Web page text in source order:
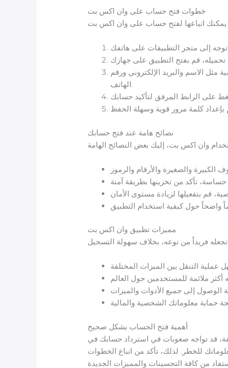
خطوات فتح حساب على وان اكس بت
الاسم والبريد الإلكتروني ورقم
الهاتف.
نصائح هامة عند فتح حسابك
مميزات تطبيق وان اكس بت
أهمية فتح الحساب بشكل صحيح
قد تواجه صعوبات في استرداد حسابك في
للخطر. لذلك، تأكد من اتباع الخطوات